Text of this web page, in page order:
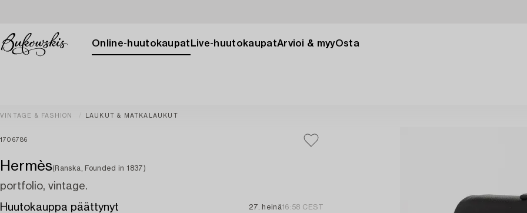
Online-huutokaupat Live-huutokaupatArvioi & myyOsta
VINTAGE & FASHION LAUKUT & MATKALAUKUT
1706786
Hermès(Ranska, Founded in 1837)
portfolio, vintage.
Huutokauppa päättynyt
27. heinä16:58 CEST